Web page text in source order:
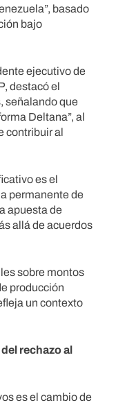
basado
bajo
ejecutivo de
destacó el
señalando que
Deltana”, al
contribuir al
es el
permanente de
apuesta de
allá de acuerdos
sobre montos
producción
un contexto
rechazo al
es el cambio de